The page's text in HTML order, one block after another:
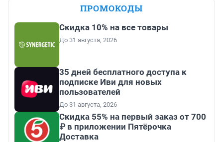
ПРОМОКОДЫ
Скидка 10% на все товары
До 31 августа, 2026
35 дней бесплатного доступа к
подписке Иви для новых
пользователей
До 31 августа, 2026
Скидка 55% на первый заказ от 700
₽ в приложении Пятёрочка
Доставка